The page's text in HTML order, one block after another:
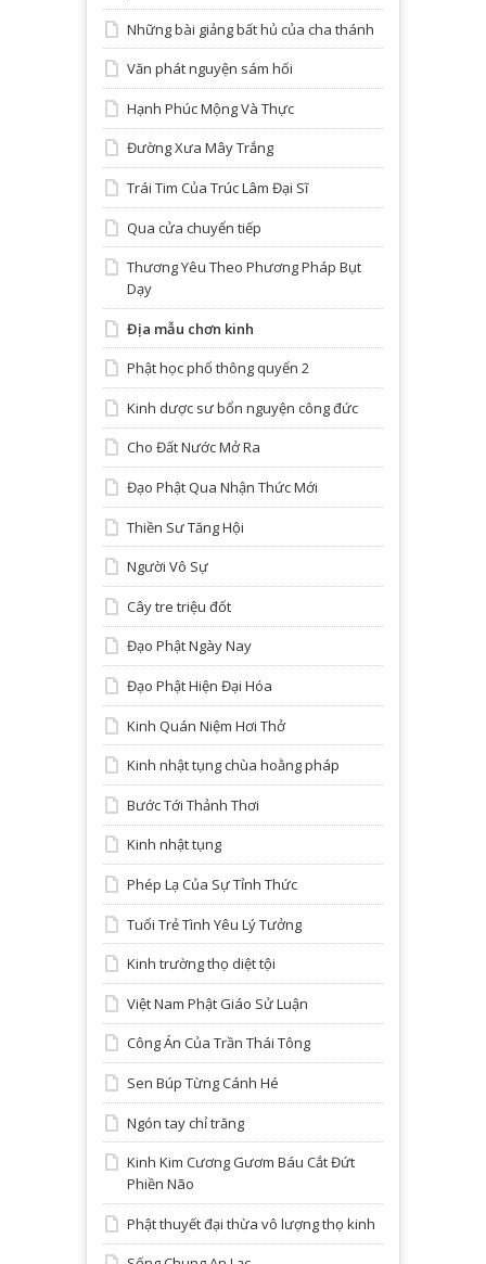
Những bài giảng bất hủ của cha thánh
Văn phát nguyện sám hối
Hạnh Phúc Mộng Và Thực
Đường Xưa Mây Trắng
Trái Tim Của Trúc Lâm Đại Sĩ
Qua cửa chuyển tiếp
Thương Yêu Theo Phương Pháp Bụt
Dạy
Địa mẫu chơn kinh
Phật học phổ thông quyển 2
Kinh dược sư bổn nguyện công đức
Cho Đất Nước Mở Ra
Đạo Phật Qua Nhận Thức Mới
Thiền Sư Tăng Hội
Người Vô Sự
Cây tre triệu đốt
Đạo Phật Ngày Nay
Đạo Phật Hiện Đại Hóa
Kinh Quán Niệm Hơi Thở
Kinh nhật tụng chùa hoằng pháp
Bước Tới Thảnh Thơi
Kinh nhật tụng
Phép Lạ Của Sự Tỉnh Thức
Tuổi Trẻ Tình Yêu Lý Tưởng
Kinh trường thọ diệt tội
Việt Nam Phật Giáo Sử Luận
Công Án Của Trần Thái Tông
Sen Búp Từng Cánh Hé
Ngón tay chỉ trăng
Kinh Kim Cương Gươm Báu Cắt Đứt
Phiền Não
Phật thuyết đại thừa vô lượng thọ kinh